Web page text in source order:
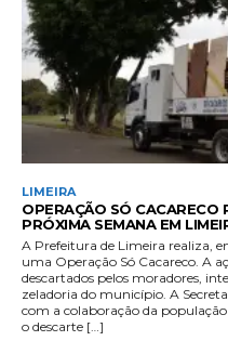
LIMEIRA
OPERAÇÃO SÓ CACARECO
PRÓXIMA SEMANA EM
A Prefeitura de Limeira realiza,
uma Operação Só Cacareco. A
descartados pelos moradores,
zeladoria do município. A
com a colaboração da
o descarte […]